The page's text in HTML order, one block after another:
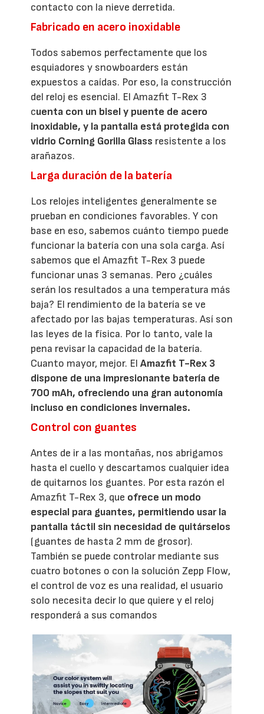
contacto con la nieve derretida.
Fabricado en acero inoxidable
Todos sabemos perfectamente que los
esquiadores y snowboarders están
expuestos a caídas. Por eso, la construcción
del reloj es esencial. El Amazfit T-Rex 3
cuenta con un bisel y puente de acero
inoxidable, y la pantalla está protegida con
vidrio Corning Gorilla Glass resistente a los
arañazos.
Larga duración de la batería
Los relojes inteligentes generalmente se
prueban en condiciones favorables. Y con
base en eso, sabemos cuánto tiempo puede
funcionar la batería con una sola carga. Así
sabemos que el Amazfit T-Rex 3 puede
funcionar unas 3 semanas. Pero ¿cuáles
serán los resultados a una temperatura más
baja? El rendimiento de la batería se ve
afectado por las bajas temperaturas. Así son
las leyes de la física. Por lo tanto, vale la
pena revisar la capacidad de la batería.
Cuanto mayor, mejor. ElAmazfit T-Rex 3
dispone de una impresionante batería de
700 mAh, ofreciendo una gran autonomía
incluso en condiciones invernales.
Control con guantes
Antes de ir a las montañas, nos abrigamos
hasta el cuello y descartamos cualquier idea
de quitarnos los guantes. Por esta razón el
Amazfit T-Rex 3, que ofrece un modo
especial para guantes, permitiendo usar la
pantalla táctil sin necesidad de quitárselos
(guantes de hasta 2 mm de grosor).
También se puede controlar mediante sus
cuatro botones o con la solución Zepp Flow,
el control de voz es una realidad, el usuario
solo necesita decir lo que quiere y el reloj
responderá a sus comandos